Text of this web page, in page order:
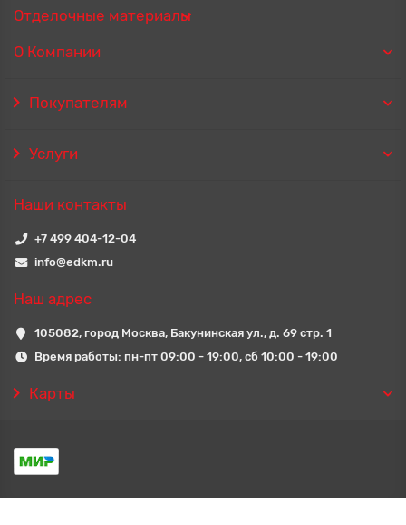
Отделочные материалы
О Компании
Покупателям
Услуги
Наши контакты
+7 499 404-12-04
info@edkm.ru
Наш адрес
105082, город Москва, Бакунинская ул., д. 69 стр. 1
Время работы: пн-пт 09:00 - 19:00, сб 10:00 - 19:00
Карты